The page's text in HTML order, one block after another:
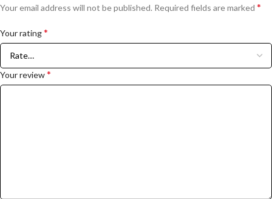
Your email address will not be published. Required fields are marked *
Your rating*
Your review*